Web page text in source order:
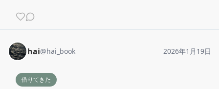
hai@hai_book 2026年1月19日
借りてきた